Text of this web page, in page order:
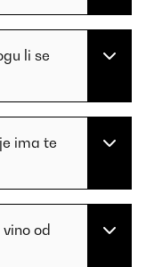
li se
ima te
od